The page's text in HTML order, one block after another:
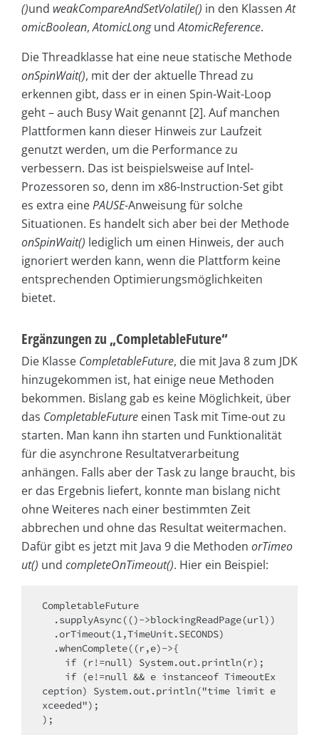
()und weakCompareAndSetVolatile() in den KlassenAt
omicBoolean,AtomicLongundAtomicReference.
Die Threadklasse hat eine neue statische Methode
onSpinWait(), mit der der aktuelle Thread zu
erkennen gibt, dass er in einen Spin-Wait-Loop
geht – auch Busy Wait genannt [2]. Auf manchen
Plattformen kann dieser Hinweis zur Laufzeit
genutzt werden, um die Performance zu
verbessern. Das ist beispielsweise auf Intel-
Prozessoren so, denn im x86-Instruction-Set gibt
es extra einePAUSE-Anweisung für solche
Situationen. Es handelt sich aber bei der Methode
onSpinWait() lediglich um einen Hinweis, der auch
ignoriert werden kann, wenn die Plattform keine
entsprechenden Optimierungsmöglichkeiten
bietet.
Ergänzungen zu „CompletableFuture“
Die Klasse CompletableFuture, die mit Java 8 zum JDK
hinzugekommen ist, hat einige neue Methoden
bekommen. Bislang gab es keine Möglichkeit, über
das CompletableFuture einen Task mit Time-out zu
starten. Man kann ihn starten und Funktionalität
für die asynchrone Resultatverarbeitung
anhängen. Falls aber der Task zu lange braucht, bis
er das Ergebnis liefert, konnte man bislang nicht
ohne Weiteres nach einer bestimmten Zeit
abbrechen und ohne das Resultat weitermachen.
Dafür gibt es jetzt mit Java 9 die Methoden orTimeo
ut() und completeOnTimeout(). Hier ein Beispiel:
CompletableFuture
ception) System.out.println("time limit e
xceeded");
);